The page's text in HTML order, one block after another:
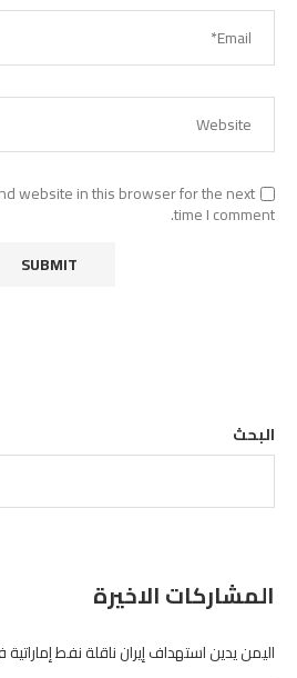
website in this browser for the next
time I comment.
البحث
المشاركات الاخيرة
اليمن يدين استهداف إيران ناقلة نفط